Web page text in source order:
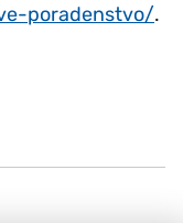
poradenstvo/.